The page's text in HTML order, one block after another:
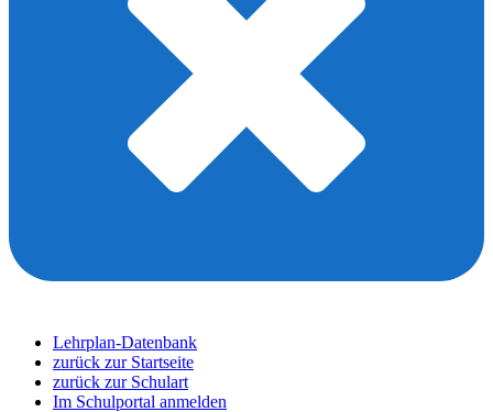
Lehrplan-Datenbank
zurück zur Startseite
zurück zur Schulart
Im Schulportal anmelden